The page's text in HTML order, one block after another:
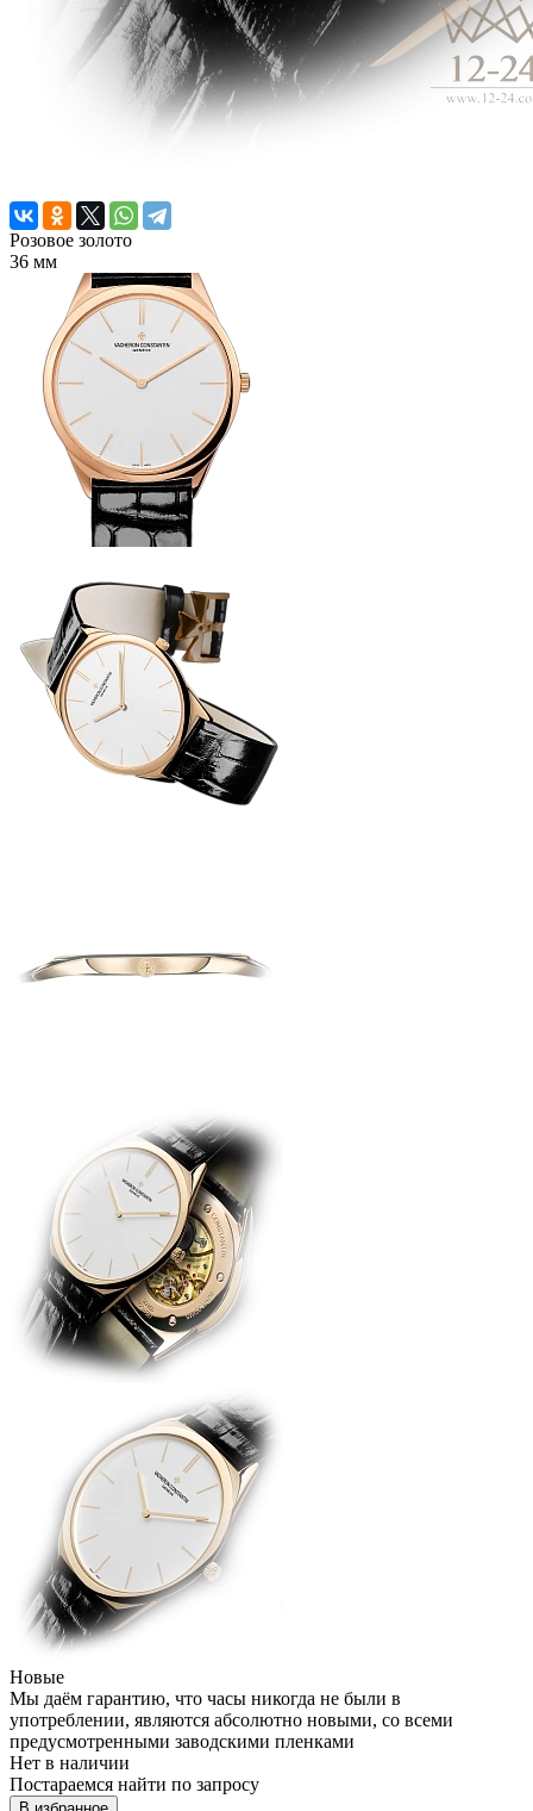
Розовое золото
36 мм
Новые
Мы даём гарантию, что часы никогда не были в
употреблении, являются абсолютно новыми, со всеми
предусмотренными заводскими пленками
Нет в наличии
Постараемся найти по запросу